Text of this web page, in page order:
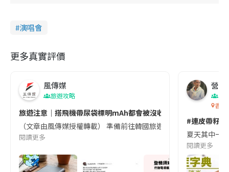
演唱會
更多真實評價
風傳媒
旅遊攻略
旅遊注意｜搭飛機帶尿袋標明mAh都會被沒收😱出發前切記檢查
（文章由風傳媒授權轉載） 準備前往韓國旅遊的民眾，近期要
閱讀更多
營養
香港
#連皮帶籽
夏天其中一
閱讀更多